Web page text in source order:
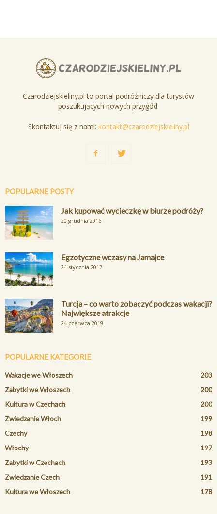
Czarodziejskieliny.pl to portal podróżniczy dla turystów
poszukujących nowych przygód.
Skontaktuj się z nami: kontakt@czarodziejskieliny.pl
POPULARNE POSTY
Jak kupować wycieczkę w biurze podróży?
20 grudnia 2016
Egzotyczne wczasy na Jamajce
24 stycznia 2017
Turcja – co warto zobaczyć podczas wakacji?
Największe atrakcje
24 czerwca 2019
POPULARNE KATEGORIE
Wakacje we Włoszech
203
Zabytki we Włoszech
200
Kultura w Czechach
200
Zwiedzanie Włoch
199
Czechy
198
Włochy
197
Zabytki w Czechach
193
Zwiedzanie Czech
191
Kultura we Włoszech
178